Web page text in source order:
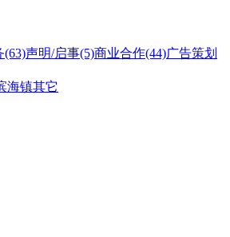
(63)声明/启事(5)商业合作(44)广告策划
海镇其它